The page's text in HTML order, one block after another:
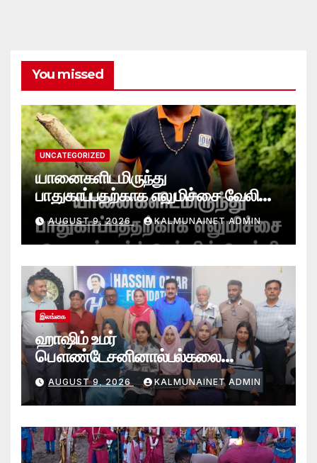
You missed
UNCATEGORIZED
யானைகளிடமிருந்து
பாதுகாப்பதற்காக எலுமிச்சை வேலி
அமைத்தல்’ ஆய்வில் வெற்றி
என்கிறார் வினோஜ்குமார்
AUGUST 9, 2026 KALMUNAINET ADMIN
இலங்கை
ஹாஷிம் உமர்
பௌண்டேசனினால்பல்கலை
மாணவர்களுக்குமடி கணனி
அன்பளிப்பு.!
AUGUST 9, 2026 KALMUNAINET ADMIN